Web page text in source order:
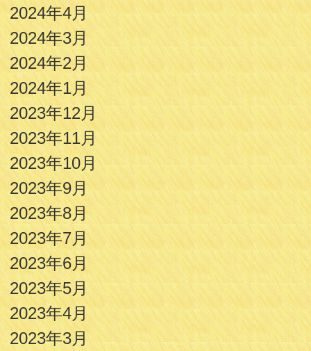
2024年4月
2024年3月
2024年2月
2024年1月
2023年12月
2023年11月
2023年10月
2023年9月
2023年8月
2023年7月
2023年6月
2023年5月
2023年4月
2023年3月